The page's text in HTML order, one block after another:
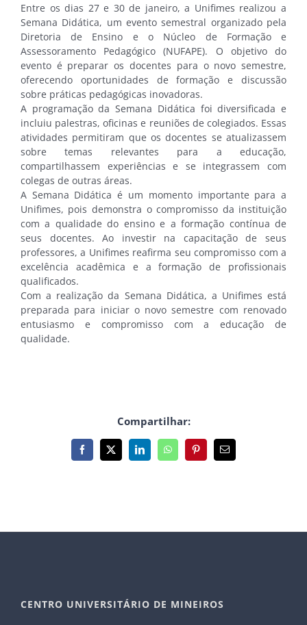
Entre os dias 27 e 30 de janeiro, a Unifimes realizou a
Semana Didática, um evento semestral organizado pela
Diretoria de Ensino e o Núcleo de Formação e
Assessoramento Pedagógico (NUFAPE). O objetivo do
evento é preparar os docentes para o novo semestre,
oferecendo oportunidades de formação e discussão
sobre práticas pedagógicas inovadoras.
A programação da Semana Didática foi diversificada e
incluiu palestras, oficinas e reuniões de colegiados. Essas
atividades permitiram que os docentes se atualizassem
sobre temas relevantes para a educação,
compartilhassem experiências e se integrassem com
colegas de outras áreas.
A Semana Didática é um momento importante para a
Unifimes, pois demonstra o compromisso da instituição
com a qualidade do ensino e a formação contínua de
seus docentes. Ao investir na capacitação de seus
professores, a Unifimes reafirma seu compromisso com a
excelência acadêmica e a formação de profissionais
qualificados.
Com a realização da Semana Didática, a Unifimes está
preparada para iniciar o novo semestre com renovado
entusiasmo e compromisso com a educação de
qualidade.
Compartilhar:
Facebook
X LinkedInWhatsAppPinterest
E-
mail
CENTRO UNIVERSITÁRIO DE MINEIROS